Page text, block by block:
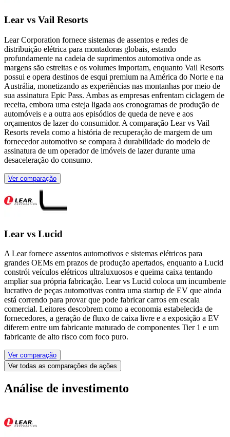
Lear vs Vail Resorts
Lear Corporation fornece sistemas de assentos e redes de
distribuição elétrica para montadoras globais, estando
profundamente na cadeia de suprimentos automotiva onde as
margens são estreitas e os volumes importam, enquanto Vail Resorts
possui e opera destinos de esqui premium na América do Norte e na
Austrália, monetizando as experiências nas montanhas por meio de
sua assinatura Epic Pass. Ambas as empresas enfrentam ciclagem de
receita, embora uma esteja ligada aos cronogramas de produção de
automóveis e a outra aos episódios de queda de neve e aos
orçamentos de lazer do consumidor. A comparação Lear vs Vail
Resorts revela como a história de recuperação de margem de um
fornecedor automotivo se compara à durabilidade do modelo de
assinatura de um operador de imóveis de lazer durante uma
desaceleração do consumo.
Ver comparação
Lear vs Lucid
A Lear fornece assentos automotivos e sistemas elétricos para
grandes OEMs em prazos de produção apertados, enquanto a Lucid
constrói veículos elétricos ultraluxuosos e queima caixa tentando
ampliar sua própria fabricação. Lear vs Lucid coloca um incumbente
lucrativo de peças automotivas contra uma startup de EV que ainda
está correndo para provar que pode fabricar carros em escala
comercial. Leitores descobrem como a economia estabelecida de
fornecedores, a geração de fluxo de caixa livre e a exposição a EV
diferem entre um fabricante maturado de componentes Tier 1 e um
fabricante de alto risco com foco puro.
Ver comparação
Ver todas as comparações de ações
Análise de investimento